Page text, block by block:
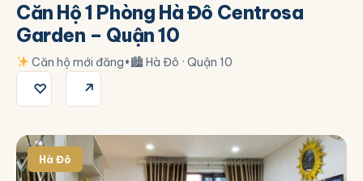
Căn Hộ 1 Phòng Hà Đô Centrosa
Garden – Quận 10
Căn hộ mới đăng•🏙 Hà Đô · Quận 10
♡ ↗
Hà Đô